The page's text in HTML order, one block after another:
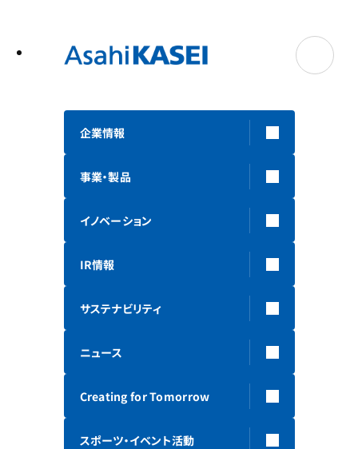
企業情報
事業・製品
イノベーション
IR情報
サステナビリティ
ニュース
Creating for Tomorrow
スポーツ・イベント活動